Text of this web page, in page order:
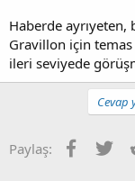
Haberde ayrıyeten,
Gravillon için temas
ileri seviyede
Cevap
Paylaş: